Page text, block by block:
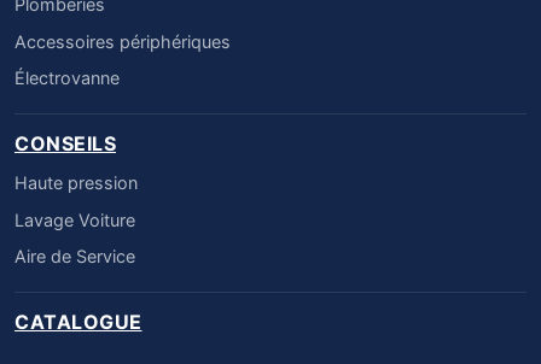
Plomberies
Accessoires périphériques
Électrovanne
CONSEILS
Haute pression
Lavage Voiture
Aire de Service
CATALOGUE